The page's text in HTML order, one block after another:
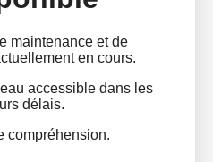
maintenance et de
en cours.
accessible dans les
délais.
compréhension.